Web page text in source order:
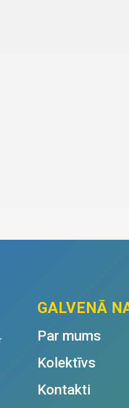
GALVENĀ
Par mums
Kolektīvs
Kontakti